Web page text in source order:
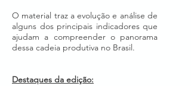
O material traz a evolução e análise de
alguns dos principais indicadores que
ajudam a compreender o panorama
dessa cadeia produtiva no Brasil.
Destaques da edição: